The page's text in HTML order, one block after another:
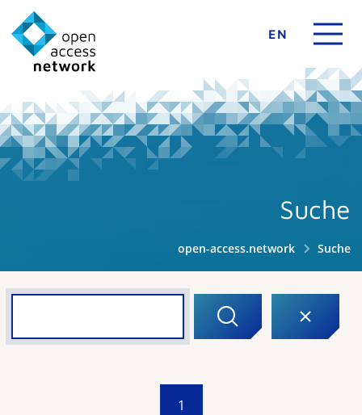
EN
Suche
open-access.network Suche
1